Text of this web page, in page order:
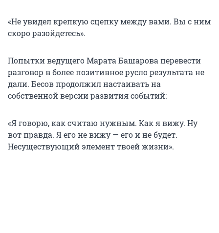
«Не увидел крепкую сцепку между вами. Вы с ним
скоро разойдетесь».
Попытки ведущего Марата Башарова перевести
разговор в более позитивное русло результата не
дали. Бесов продолжил настаивать на
собственной версии развития событий:
«Я говорю, как считаю нужным. Как я вижу. Ну
вот правда. Я его не вижу — его и не будет.
Несуществующий элемент твоей жизни».